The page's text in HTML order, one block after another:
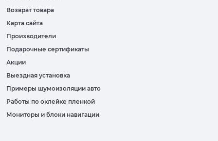
Возврат товара
Карта сайта
Производители
Подарочные сертификаты
Акции
Выездная установка
Примеры шумоизоляции авто
Работы по оклейке пленкой
Мониторы и блоки навигации